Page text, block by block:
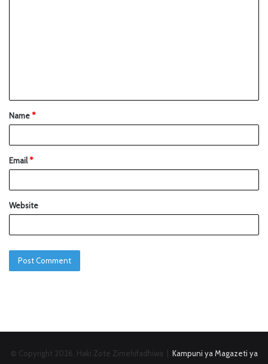
Name*
Email*
Website
© Copyright 2026, Haki Zote Zimehifadhiwa | Kampuni ya Magazeti ya